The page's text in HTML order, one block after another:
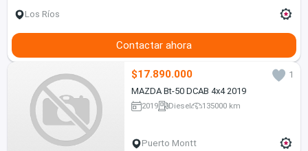
Los Ríos
Contactar ahora
$17.890.000
1
MAZDA Bt-50 DCAB 4x4 2019
2019 Diesel 135000 km
Puerto Montt